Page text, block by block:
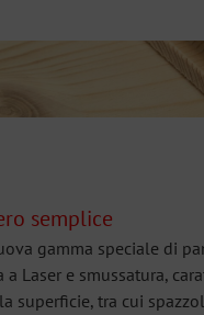
semplice
gamma speciale di
Laser e smussatura,
superficie, tra cui